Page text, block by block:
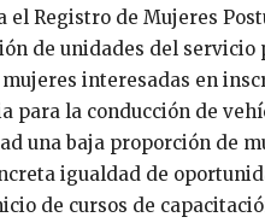
Registro de Mujeres
de unidades del servicio
interesadas en
la conducción de
una baja proporción de
igualdad de
de cursos de